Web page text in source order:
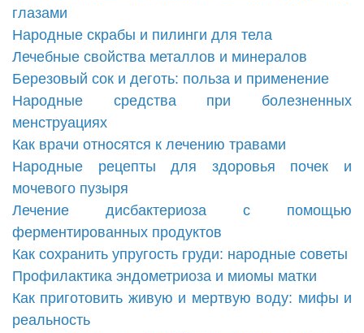
глазами
Народные скрабы и пилинги для тела
Лечебные свойства металлов и минералов
Березовый сок и деготь: польза и применение
Народные средства при болезненных
менструациях
Как врачи относятся к лечению травами
Народные рецепты для здоровья почек и
мочевого пузыря
Лечение дисбактериоза с помощью
ферментированных продуктов
Как сохранить упругость груди: народные советы
Профилактика эндометриоза и миомы матки
Как приготовить живую и мертвую воду: мифы и
реальность